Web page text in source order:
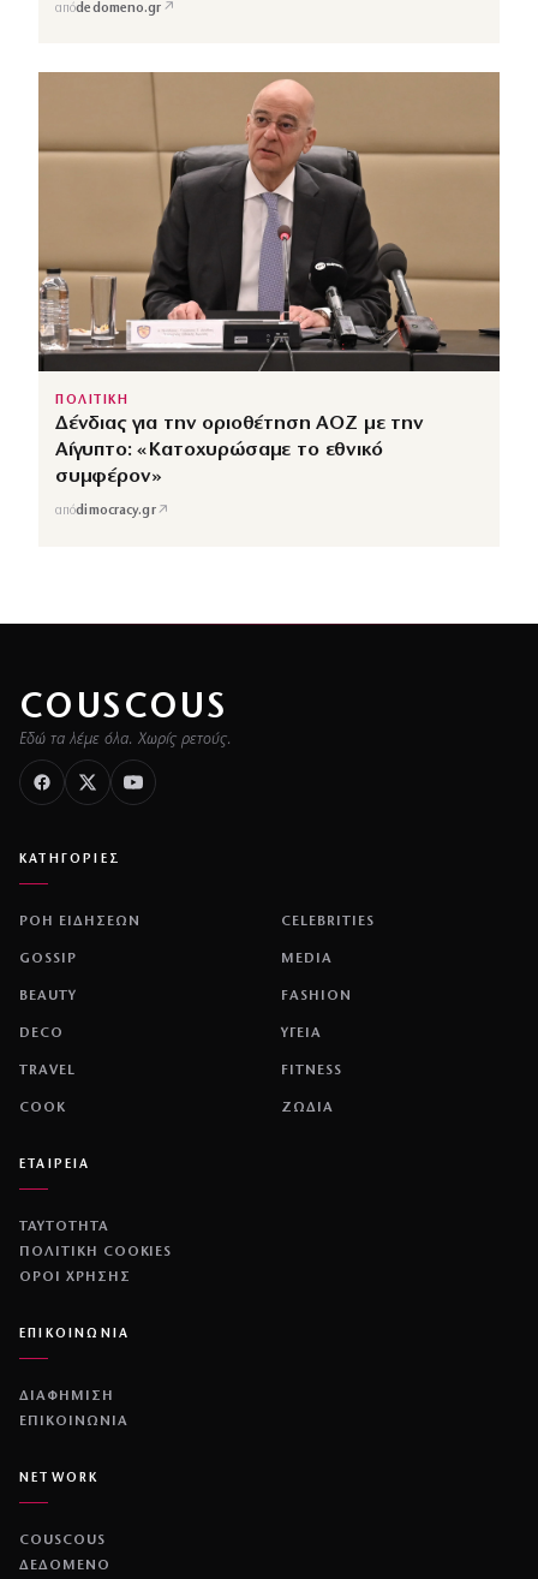
απόdedomeno.gr ↗
ΠΟΛΙΤΙΚΗ
Δένδιας για την οριοθέτηση ΑΟΖ με την
Αίγυπτο: «Κατοχυρώσαμε το εθνικό
συμφέρον»
απόdimocracy.gr↗
COUSCOUS
Εδώ τα λέμε όλα. Χωρίς ρετούς.
ΚΑΤΗΓΟΡΙΕΣ
ΡΟΗ ΕΙΔΗΣΕΩΝ CELEBRITIES
GOSSIP MEDIA
BEAUTY FASHION
DECO ΥΓΕΙΑ
TRAVEL FITNESS
COOK ΖΩΔΙΑ
ΕΤΑΙΡΕΙΑ
ΤΑΥΤΟΤΗΤΑ
ΠΟΛΙΤΙΚΉ COOKIES
ΌΡΟΙ ΧΡΉΣΗΣ
ΕΠΙΚΟΙΝΩΝΙΑ
ΔΙΑΦΗΜΙΣΗ
ΕΠΙΚΟΙΝΩΝΙΑ
NETWORK
COUSCOUS
ΔΕΔΟΜΕΝΟ